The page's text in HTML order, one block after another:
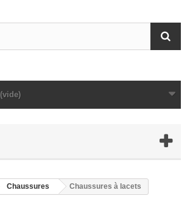
(vide)
Chaussures Chaussures à lacets